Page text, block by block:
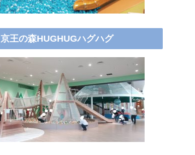
京王の森HUGHUGハグハグ